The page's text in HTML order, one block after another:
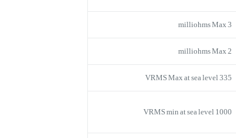
3 milliohms Max
2 milliohms Max
335 VRMS Max at sea level
1000 VRMS min at sea level